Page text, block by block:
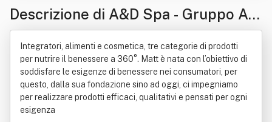
Descrizione di A&D Spa - Gruppo Ali
mentare E Dietetico
Integratori, alimenti e cosmetica, tre categorie di prodotti
per nutrire il benessere a 360°. Matt è nata con l’obiettivo di
soddisfare le esigenze di benessere nei consumatori, per
questo, dalla sua fondazione sino ad oggi, ci impegniamo
per realizzare prodotti efficaci, qualitativi e pensati per ogni
esigenza